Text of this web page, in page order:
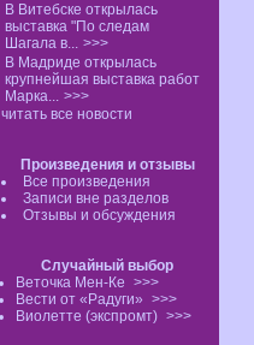
В Витебске открылась
выставка "По следам
Шагала в... >>>
В Мадриде открылась
крупнейшая выставка работ
Марка... >>>
читать все новости
Произведения и отзывы
Все произведения
Записи вне разделов
Отзывы и обсуждения
Случайный выбор
Веточка Мен-Ке >>>
Вести от «Радуги» >>>
Виолетте (экспромт) >>>